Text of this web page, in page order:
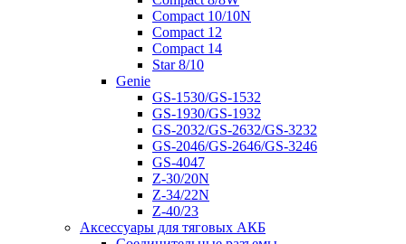
Compact 10/10N
Compact 12
Compact 14
Star 8/10
Genie
GS-1530/GS-1532
GS-1930/GS-1932
GS-2032/GS-2632/GS-3232
GS-2046/GS-2646/GS-3246
GS-4047
Z-30/20N
Z-34/22N
Z-40/23
Аксессуары для тяговых АКБ